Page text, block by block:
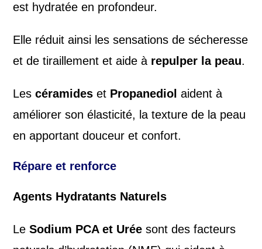
est hydratée en profondeur.
Elle réduit ainsi les sensations de sécheresse
et de tiraillement et aide à repulper la peau.
Lescéramides et Propanediol aident à
améliorer son élasticité, la texture de la peau
en apportant douceur et confort.
Répare et renforce
Agents Hydratants Naturels
LeSodium PCA et Uréesont des facteurs